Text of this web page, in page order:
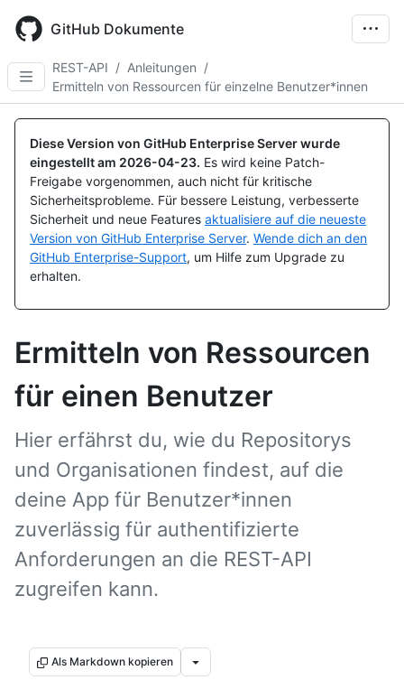
main
content
GitHub Dokumente
REST-API / Anleitungen /
Ermitteln von Ressourcen für einzelne Benutzer*innen
Diese Version von GitHub Enterprise Server wurde
eingestellt am 2026-04-23. Es wird keine Patch-
Freigabe vorgenommen, auch nicht für kritische
Sicherheitsprobleme. Für bessere Leistung, verbesserte
Sicherheit und neue Features aktualisiere auf die neueste
Version von GitHub Enterprise Server. Wende dich an den
GitHub Enterprise-Support, um Hilfe zum Upgrade zu
erhalten.
Ermitteln von Ressourcen
für einen Benutzer
Hier erfährst du, wie du Repositorys
und Organisationen findest, auf die
deine App für Benutzer*innen
zuverlässig für authentifizierte
Anforderungen an die REST-API
zugreifen kann.
Als Markdown kopieren